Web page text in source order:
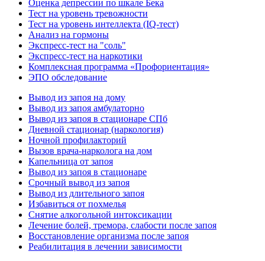
Оценка депрессии по шкале Бека
Тест на уровень тревожности
Тест на уровень интеллекта (IQ-тест)
Анализ на гормоны
Экспресс-тест на "соль"
Экспресс-тест на наркотики
Комплексная программа «Профориентация»
ЭПО обследование
Вывод из запоя на дому
Вывод из запоя амбулаторно
Вывод из запоя в стационаре СПб
Дневной стационар (наркология)
Ночной профилакторий
Вызов врача-нарколога на дом
Капельница от запоя
Вывод из запоя в стационаре
Срочный вывод из запоя
Вывод из длительного запоя
Избавиться от похмелья
Снятие алкогольной интоксикации
Лечение болей, тремора, слабости после запоя
Восстановление организма после запоя
Реабилитация в лечении зависимости